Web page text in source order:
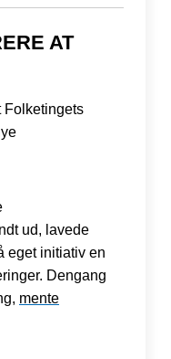
AT
Folketingets
ud, lavede
eget initiativ en
Dengang
mente